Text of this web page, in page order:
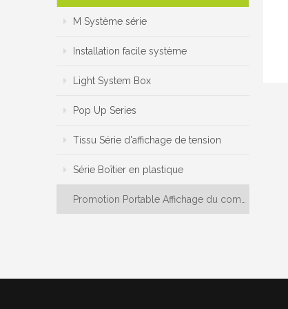
M Système série
Installation facile système
Light System Box
Pop Up Series
Tissu Série d'affichage de tension
Série Boîtier en plastique
Promotion Portable Affichage du compteur